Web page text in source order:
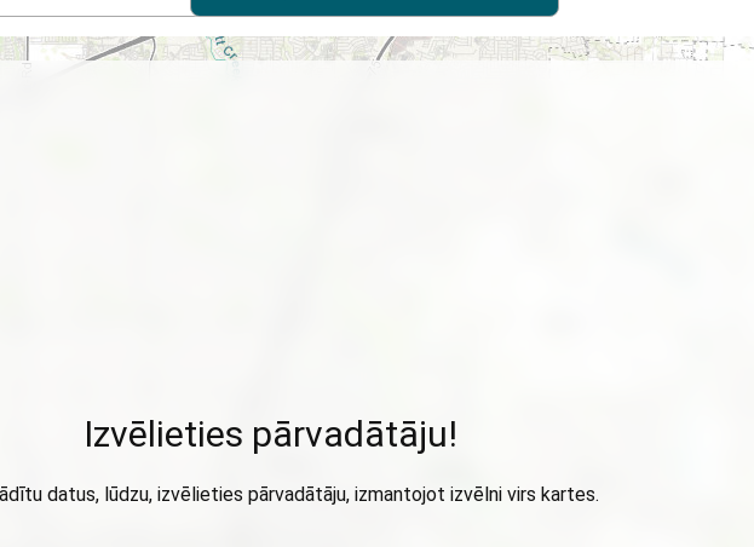
Izvēlieties pārvadātāju!
datus, lūdzu, izvēlieties pārvadātāju, izmantojot izvēlni virs kartes.